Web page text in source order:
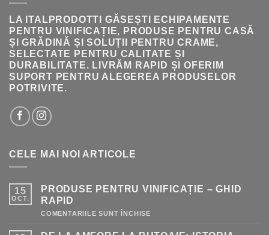
LA ITALPRODOTTI GĂSEȘTI ECHIPAMENTE
PENTRU VINIFICAȚIE, PRODUSE PENTRU CASĂ
ȘI GRĂDINĂ ȘI SOLUȚII PENTRU CRAME,
SELECTATE PENTRU CALITATE ȘI
DURABILITATE. LIVRĂM RAPID ȘI OFERIM
SUPORT PENTRU ALEGEREA PRODUSELOR
POTRIVITE.
CELE MAI NOI ARTICOLE
15
OCT.
PRODUSE PENTRU VINIFICAȚIE – GHID
RAPID
COMENTARIILE SUNT ÎNCHISE